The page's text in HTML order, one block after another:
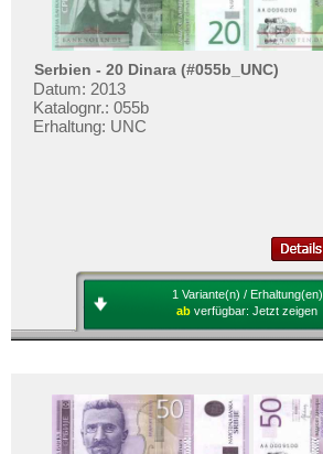
Serbien - 20 Dinara (#055b_UNC)
Datum: 2013
Katalognr.: 055b
Erhaltung: UNC
1 Variante(n) / Erhaltung(en)
ab verfügbar: Jetzt zeigen